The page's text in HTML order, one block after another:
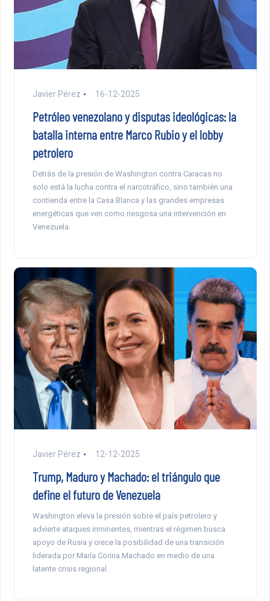
Javier Pérez 16-12-2025
Petróleo venezolano y disputas ideológicas: la
batalla interna entre Marco Rubio y el lobby
petrolero
Detrás de la presión de Washington contra Caracas no
solo está la lucha contra el narcotráfico, sino también una
contienda entre la Casa Blanca y las grandes empresas
energéticas que ven como riesgosa una intervención en
Venezuela.
Javier Pérez 12-12-2025
Trump, Maduro y Machado: el triángulo que
define el futuro de Venezuela
Washington eleva la presión sobre el país petrolero y
advierte ataques inminentes, mientras el régimen busca
apoyo de Rusia y crece la posibilidad de una transición
liderada por María Corina Machado en medio de una
latente crisis regional.